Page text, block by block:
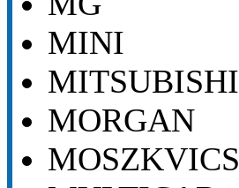
MINI
MITSUBISHI
MORGAN
MOSZKVICS